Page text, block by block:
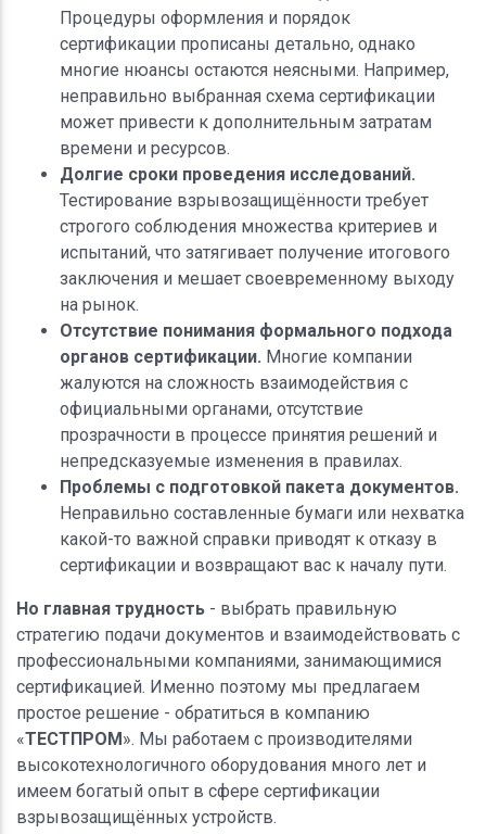
Процедуры оформления и порядок
сертификации прописаны детально, однако
многие нюансы остаются неясными. Например,
неправильно выбранная схема сертификации
может привести к дополнительным затратам
времени и ресурсов.
Долгие сроки проведения исследований.
Тестирование взрывозащищённости требует
строгого соблюдения множества критериев и
испытаний, что затягивает получение итогового
заключения и мешает своевременному выходу
на рынок.
Отсутствие понимания формального подхода
органов сертификации. Многие компании
жалуются на сложность взаимодействия с
официальными органами, отсутствие
прозрачности в процессе принятия решений и
непредсказуемые изменения в правилах.
Проблемы с подготовкой пакета документов.
Неправильно составленные бумаги или нехватка
какой-то важной справки приводят к отказу в
сертификации и возвращают вас к началу пути.
Но главная трудность - выбрать правильную
стратегию подачи документов и взаимодействовать с
профессиональными компаниями, занимающимися
сертификацией. Именно поэтому мы предлагаем
простое решение - обратиться в компанию
«ТЕСТПРОМ». Мы работаем с производителями
высокотехнологичного оборудования много лет и
имеем богатый опыт в сфере сертификации
взрывозащищённых устройств.